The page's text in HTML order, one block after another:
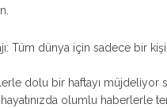
Tüm dünya için sadece bir
dolu bir haftayı müjdeliyor
olumlu haberlerle